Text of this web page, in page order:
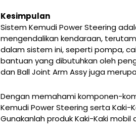
Kesimpulan
Sistem Kemudi Power Steering
mengendalikan kendaraan,
dalam sistem ini, seperti pompa,
bantuan yang dibutuhkan oleh
dan Ball Joint Arm Assy juga
Dengan memahami komponen-
Kemudi Power Steering serta
Gunakanlah produk Kaki-Kaki